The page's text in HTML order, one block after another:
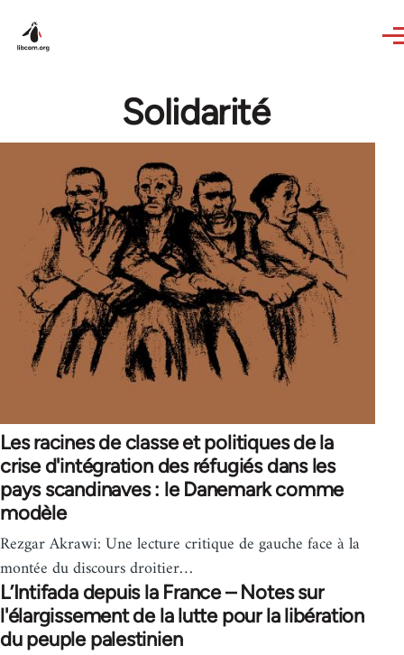
Solidarité
Les racines de classe et politiques de la
crise d'intégration des réfugiés dans les
pays scandinaves : le Danemark comme
modèle
Rezgar Akrawi: Une lecture critique de gauche face à la
montée du discours droitier…
L’Intifada depuis la France – Notes sur
l'élargissement de la lutte pour la libération
du peuple palestinien